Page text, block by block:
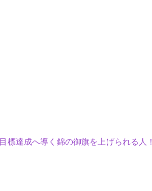
達成へ導く錦の御旗を上げられる人！